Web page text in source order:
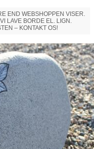
END WEBSHOPPEN VISER.
LAVE BORDE EL. LIGN.
– KONTAKT OS!